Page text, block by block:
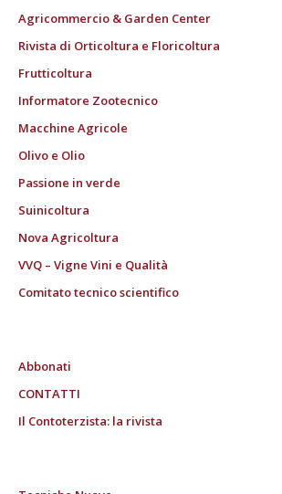
Agricommercio & Garden Center
Rivista di Orticoltura e Floricoltura
Frutticoltura
Informatore Zootecnico
Macchine Agricole
Olivo e Olio
Passione in verde
Suinicoltura
Nova Agricoltura
VVQ – Vigne Vini e Qualità
Comitato tecnico scientifico
Abbonati
CONTATTI
Il Contoterzista: la rivista